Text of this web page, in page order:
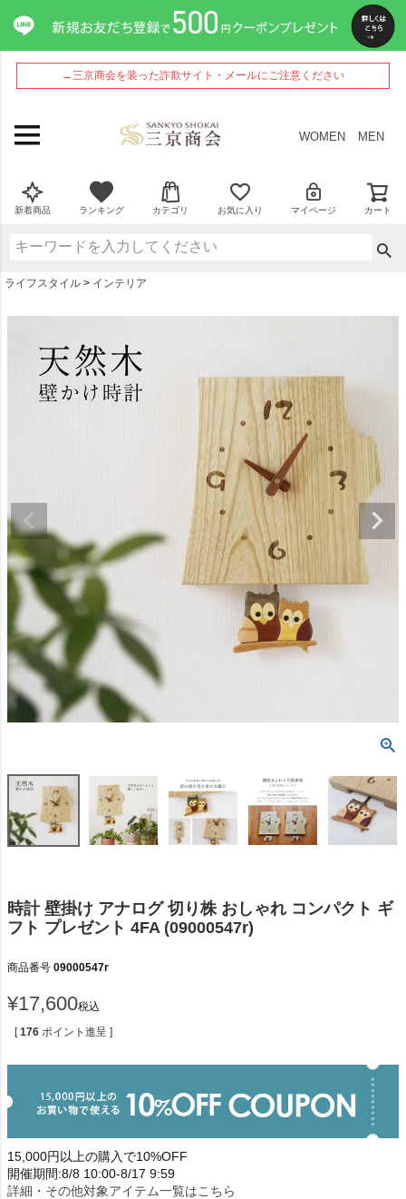
→三京商会を装った詐欺サイト・メールにご注意ください
WOMEN MEN
新着商品 ランキング カテゴリ お気に入り マイページ カート
ライフスタイル インテリア
時計 壁掛け アナログ 切り株 おしゃれ コンパクト ギ
フト プレゼント 4FA (09000547r)
商品番号 09000547r
¥17,600税込
[ 176 ポイント進呈 ]
15,000円以上の購入で10%OFF
開催期間:8/8 10:00-8/17 9:59
詳細・その他対象アイテム一覧はこちら
ペー
ジト
ップ
へ